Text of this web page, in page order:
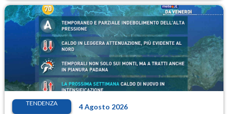
TENDENZA 4 Agosto 2026